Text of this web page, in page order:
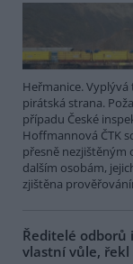
Heřmanice. Vyplývá
pirátská strana.
případu České
Hoffmannová ČTK
přesně nezjištěným
dalším osobám,
zjištěna
Ředitelé odborů
vlastní vůle, řekl